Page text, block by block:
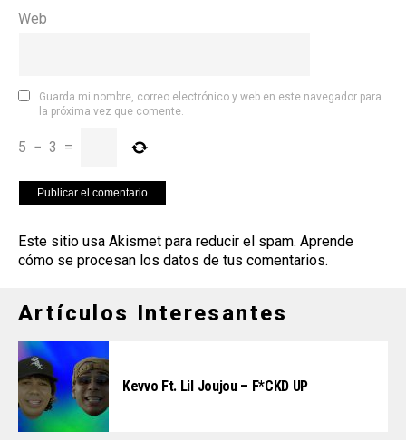
Web
Guarda mi nombre, correo electrónico y web en este navegador para
la próxima vez que comente.
5 − 3 =
Este sitio usa Akismet para reducir el spam. Aprende
cómo se procesan los datos de tus comentarios.
Artículos Interesantes
Kevvo Ft. Lil Joujou – F*CKD UP